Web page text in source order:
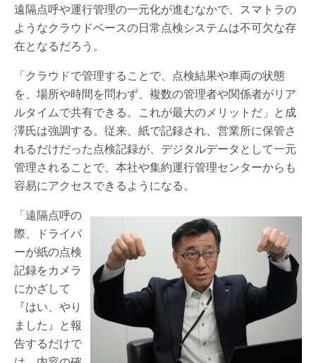
遠隔点呼や運行管理の一元化が進むなかで、スマトラの
ようなクラウドベースの日常点検システムは不可欠な存
在となるだろう。
「クラウドで管理することで、点検結果や車両の状態
を、場所や時間を問わず、複数の管理者や関係者がリア
ルタイムで共有できる。これが最大のメリットだ」と成
澤氏は強調する。従来、紙で記録され、営業所に保管さ
れるだけだった点検記録が、デジタルデータとして一元
管理されることで、本社や集約運行管理センターからも
容易にアクセスできるようになる。
「遠隔点呼の
際、ドライバ
ーが紙の点検
記録をカメラ
にかざして
『はい、やり
ました』と報
告するだけで